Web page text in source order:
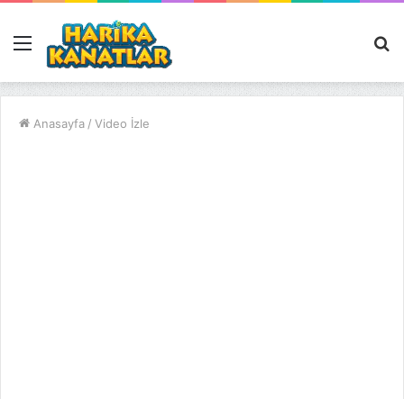
Menü
...
Anasayfa / Video İzle